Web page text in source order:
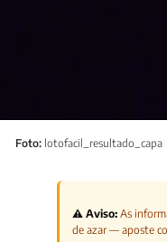
Foto: lotofacil_resultado_capa
⚠️ Aviso: As
de azar — aposte